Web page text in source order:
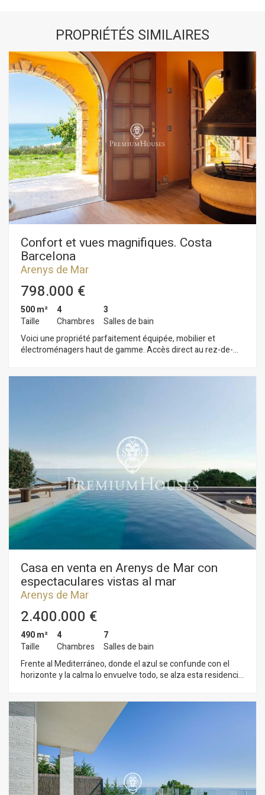
PROPRIÉTÉS SIMILAIRES
Confort et vues magnifiques. Costa
Barcelona
Arenys de Mar
798.000 €
500 m²
Taille
4
Chambres
3
Salles de bain
Voici une propriété parfaitement équipée, mobilier et
électroménagers haut de gamme. Accès direct au rez-de-
Casa en venta en Arenys de Mar con
espectaculares vistas al mar
Arenys de Mar
2.400.000 €
490 m²
Taille
4
Chambres
7
Salles de bain
Frente al Mediterráneo, donde el azul se confunde con el
horizonte y la calma lo envuelve todo, se alza esta residencia
Un hogar pensado para quienes buscan algo más que una
vivienda: una experiencia de vida donde el mar es
protagonista absoluto. Completamente rehabilitada, la
propiedad ofrece 490 m² construidos sobre una parcela de
950 m², diseñados para disfrutar de la luz, el paisaje y la
serenidad en cada rincón. La arquitectura se abre al exterior,
dejando que el Mediterráneo entre en la vivienda y acompañe
cada instante del día, desde el amanecer hasta el atardecer. El